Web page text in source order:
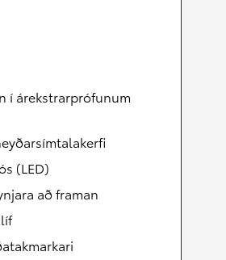
í árekstrarprófunum
(LED)
að framan